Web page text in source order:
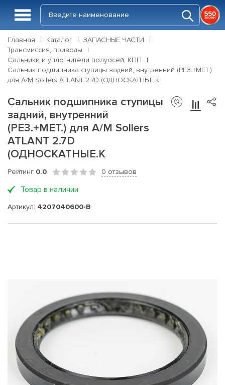
Главная Каталог
ЗАПАСНЫЕ ЧАСТИ
Трансмиссия, приводы
Сальники и уплотнители полуосей, КПП
Сальник подшипника ступицы задний, внутренний (РЕЗ.+МЕТ.)
для А/М Sollers ATLANT 2.7D (ОДНОСКАТНЫЕ.К
Сальник подшипника ступицы
задний, внутренний
(РЕЗ.+МЕТ.) для А/М Sollers
ATLANT 2.7D
(ОДНОСКАТНЫЕ.К
Рейтинг 0.0 0 отзывов
Товар в наличии
Артикул: 4207040600-B